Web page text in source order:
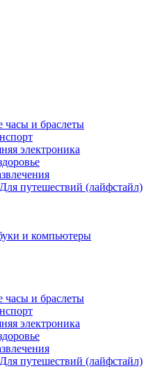
и браслеты
электроника
Для путешествий (лайфстайл)
и компьютеры
и браслеты
электроника
Для путешествий (лайфстайл)